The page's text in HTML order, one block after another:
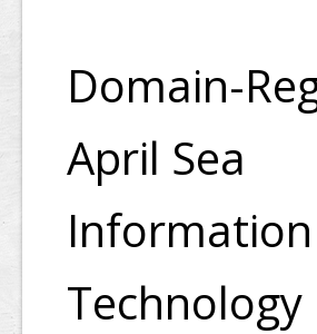
Domain-
April Sea
Information
Technology